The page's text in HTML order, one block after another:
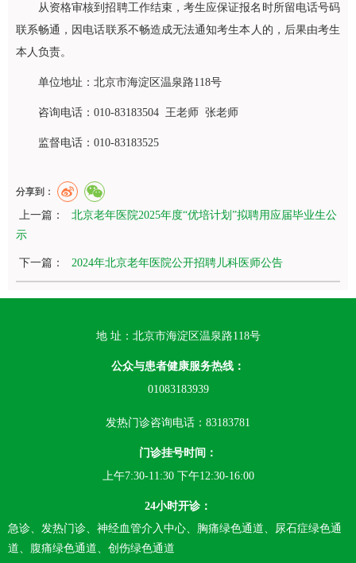
从资格审核到招聘工作结束，考生应保证报名时所留电话号码
联系畅通，因电话联系不畅造成无法通知考生本人的，后果由考生
本人负责。
单位地址：北京市海淀区温泉路118号
咨询电话：010-83183504 王老师 张老师
监督电话：010-83183525
分享到：
上一篇：
北京老年医院2025年度“优培计划”拟聘用应届毕业生公
示
下一篇： 2024年北京老年医院公开招聘儿科医师公告
地 址：北京市海淀区温泉路118号
公众与患者健康服务热线：
01083183939
发热门诊咨询电话：83183781
门诊挂号时间：
上午7:30-11:30 下午12:30-16:00
24小时开诊：
急诊、发热门诊、神经血管介入中心、胸痛绿色通道、尿石症绿色通
道、腹痛绿色通道、创伤绿色通道